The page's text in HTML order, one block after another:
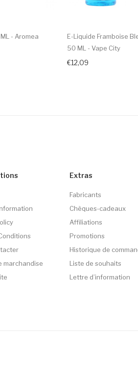
- Aromea
E-Liquide Framboise
50 ML - Vape City
€12,09
marchandise
Extras
Fabricants
Chèques-cadeaux
Affiliations
Promotions
Historique de
Liste de souhaits
Lettre d’information